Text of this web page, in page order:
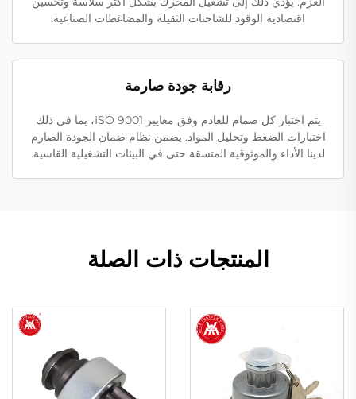
اقتصادية الوقود للشاحنات الثقيلة والمضاغطات الصناعية.
رقابة جودة صارمة
يتم اختبار كل صمام للعادم وفق معايير ISO 9001، بما في ذلك
اختبارات الضغط وتحليل المواد. يضمن نظام ضمان الجودة الصارم
لدينا الأداء والموثوقية المتسقة حتى في البيئات التشغيلية القاسية.
المنتجات ذات الصلة